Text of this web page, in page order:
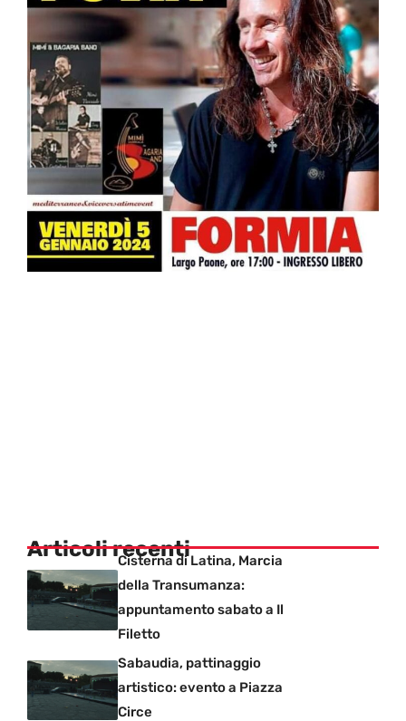
Articoli recentiCisterna di Latina, Marcia
della Transumanza:
appuntamento sabato a Il
Filetto
Sabaudia, pattinaggio
artistico: evento a Piazza
Circe